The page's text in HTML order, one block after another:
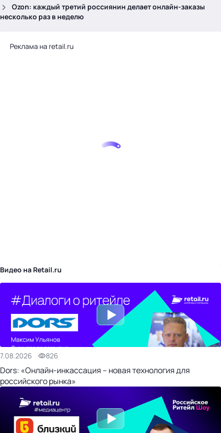
Ozon: каждый третий россиянин делает онлайн-заказы
несколько раз в неделю
Реклама на retail.ru
Видео на Retail.ru
7.08.2026 826
Dors: «Онлайн-инкассация – новая технология для
российского рынка»